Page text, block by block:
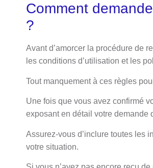
Comment
?
Avant d’amorcer la procédure de
les conditions d’utilisation et les
Tout manquement à ces règles
Une fois que vous avez confirmé
exposant en détail votre demande
Assurez-vous d’inclure toutes les
votre situation.